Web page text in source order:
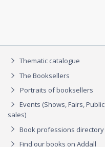
Thematic catalogue
The Booksellers
Portraits of booksellers
Events (Shows, Fairs, Public
sales)
Book professions directory
Find our books on Addall